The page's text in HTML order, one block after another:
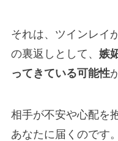
それは、ツインレイ
の裏返しとして、 嫉
ってきている可能性
相手が不安や心配を
あなたに届くのです。